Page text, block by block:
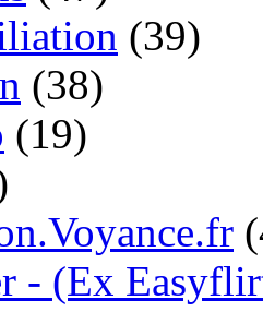
(39)
(38)
(19)
- (Ex